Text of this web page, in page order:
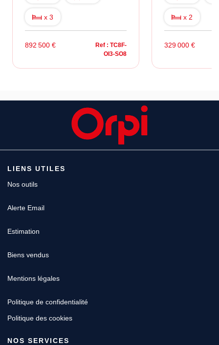
x 3
892 500 €
Ref : TC8F-
OI3-SO8
x 2
329 000 €
LIENS UTILES
Nos outils
Alerte Email
Estimation
Biens vendus
Mentions légales
Politique de confidentialité
Politique des cookies
NOS SERVICES